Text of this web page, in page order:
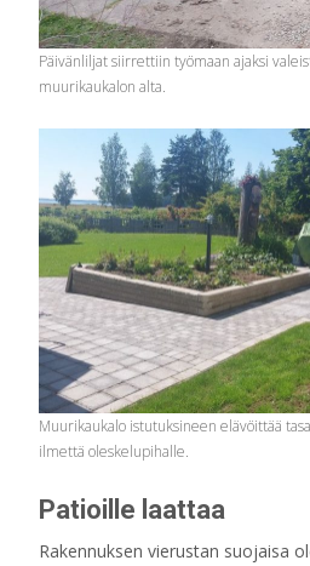
Päivänliljat siirrettiin työmaan ajaksi
muurikaukalon alta.
Muurikaukalo istutuksineen elävöittää
ilmettä oleskelupihalle.
Patioille laattaa
Rakennuksen vierustan suojaisa